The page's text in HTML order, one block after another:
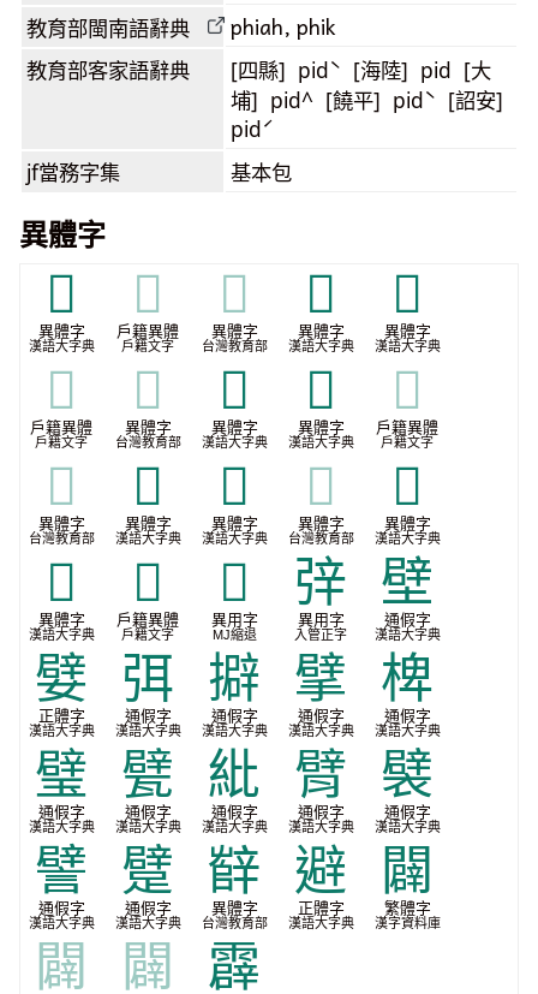
教育部閩南語辭典 phiah, phik
教育部客家語辭典
[四縣] pidˋ [海陸] pid [大
埔] pid^ [饒平] pidˋ [詔安]
pidˊ
jf當務字集 基本包
異體字
𠈳
異體字
漢語大字典
𠈳
戶籍異體
戶籍文字
𠈳
異體字
台灣教育部
𠊕
異體字
漢語大字典
𠊸
異體字
漢語大字典
𠊸
戶籍異體
戶籍文字
𠊸
異體字
台灣教育部
𠮃
異體字
漢語大字典
𦜺
異體字
漢語大字典
𦜺
戶籍異體
戶籍文字
𦜺
異體字
台灣教育部
𨐓
異體字
漢語大字典
𨐝
異體字
漢語大字典
𨐝
異體字
台灣教育部
𨐢
異體字
漢語大字典
𨐨
異體字
漢語大字典
𪿢
戶籍異體
戶籍文字
𮝻
異用字
MJ縮退
㢹
異用字
入管正字
壁
通假字
漢語大字典
嬖
正體字
漢語大字典
弭
通假字
漢語大字典
擗
通假字
漢語大字典
擘
通假字
漢語大字典
椑
通假字
漢語大字典
璧
通假字
漢語大字典
甓
通假字
漢語大字典
紕
通假字
漢語大字典
臂
通假字
漢語大字典
襞
通假字
漢語大字典
譬
通假字
漢語大字典
躄
通假字
漢語大字典
辥
異體字
台灣教育部
避
正體字
漢語大字典
闢
繁體字
漢字資料庫
闢 闢 霹